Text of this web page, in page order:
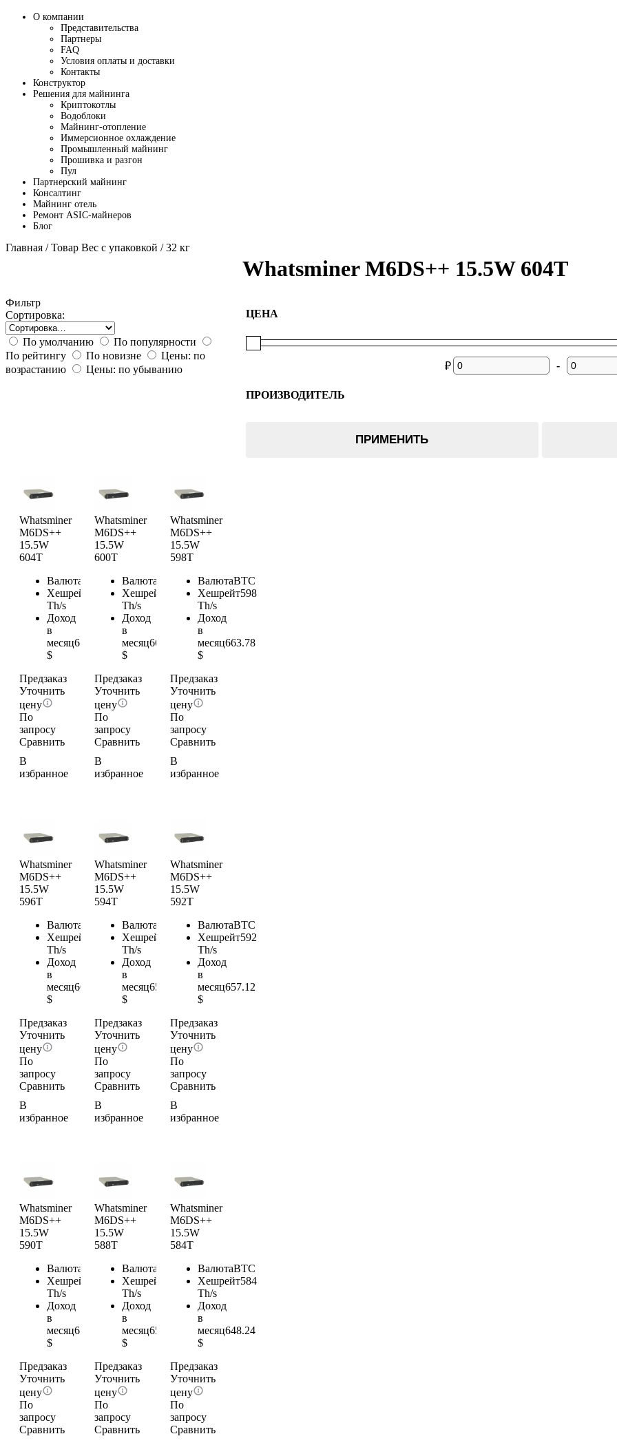
О компании
Представительства
Партнеры
FAQ
Условия оплаты и доставки
Контакты
Конструктор
Решения для майнинга
Криптокотлы
Водоблоки
Майнинг-отопление
Иммерсионное охлаждение
Промышленный майнинг
Прошивка и разгон
Пул
Партнерский майнинг
Консалтинг
Майнинг отель
Ремонт ASIC-майнеров
Блог
Главная / Товар Вес с упаковкой / 32 кг
Whatsminer M6DS++ 15.5W 604T
Фильтр
Сортировка:
По умолчанию
По популярности
По рейтингу
По новизне
Цены: по
возрастанию
Цены: по убыванию
ЦЕНА
₽ -
ПРОИЗВОДИТЕЛЬ
ПРИМЕНИТЬ
Whatsminer
M6DS++
15.5W
604T
Валюта
Хешрейт
Th/s
Доход
в
месяц670.44
$
Предзаказ
Уточнить
цену
По
запросу
Сравнить
В
избранное
Whatsminer
M6DS++
15.5W
600T
Валюта
Хешрейт
Th/s
Доход
в
месяц666
$
Предзаказ
Уточнить
цену
По
запросу
Сравнить
В
избранное
Whatsminer
M6DS++
15.5W
598T
ВалютаBTC
Хешрейт598
Th/s
Доход
в
месяц663.78
$
Предзаказ
Уточнить
цену
По
запросу
Сравнить
В
избранное
Whatsminer
M6DS++
15.5W
596T
Валюта
Хешрейт
Th/s
Доход
в
месяц661.56
$
Предзаказ
Уточнить
цену
По
запросу
Сравнить
В
избранное
Whatsminer
M6DS++
15.5W
594T
Валюта
Хешрейт
Th/s
Доход
в
месяц659.34
$
Предзаказ
Уточнить
цену
По
запросу
Сравнить
В
избранное
Whatsminer
M6DS++
15.5W
592T
ВалютаBTC
Хешрейт592
Th/s
Доход
в
месяц657.12
$
Предзаказ
Уточнить
цену
По
запросу
Сравнить
В
избранное
Whatsminer
M6DS++
15.5W
590T
Валюта
Хешрейт
Th/s
Доход
в
месяц654.9
$
Предзаказ
Уточнить
цену
По
запросу
Сравнить
Whatsminer
M6DS++
15.5W
588T
Валюта
Хешрейт
Th/s
Доход
в
месяц652.68
$
Предзаказ
Уточнить
цену
По
запросу
Сравнить
Whatsminer
M6DS++
15.5W
584T
ВалютаBTC
Хешрейт584
Th/s
Доход
в
месяц648.24
$
Предзаказ
Уточнить
цену
По
запросу
Сравнить